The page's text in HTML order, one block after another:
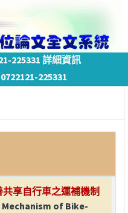
225331 詳細資訊
225331
享自行車之運補機制
of Bike-